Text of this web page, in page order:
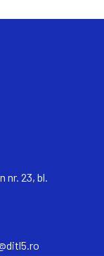
nr. 23, bl.